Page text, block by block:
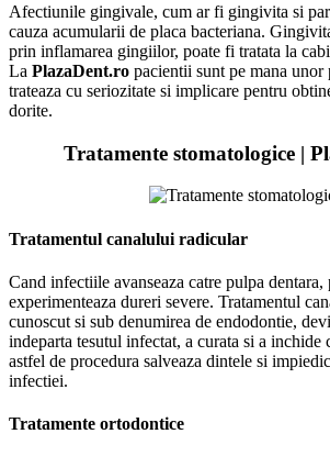
Afectiunile gingivale, cum ar fi gingivita si
cauza acumularii de placa bacteriana.
prin inflamarea gingiilor, poate fi tratata la
La PlazaDent.ro pacientii sunt pe mana
trateaza cu seriozitate si implicare pentru
dorite.
Tratamente stomatologice |
Tratamentul canalului radicular
Cand infectiile avanseaza catre pulpa dentara,
experimenteaza dureri severe. Tratamentul
cunoscut si sub denumirea de endodontie,
indeparta tesutul infectat, a curata si a inchide
astfel de procedura salveaza dintele si
infectiei.
Tratamente ortodontice